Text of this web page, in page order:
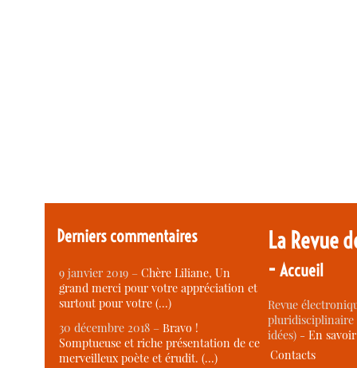
Derniers commentaires
9 janvier 2019 –Chère Liliane, Un
grand merci pour votre appréciation et
surtout pour votre (…)
30 décembre 2018 –Bravo !
Somptueuse et riche présentation de ce
merveilleux poète et érudit. (…)
La Revue
-Accueil
Revue
idées) -En
Contacts